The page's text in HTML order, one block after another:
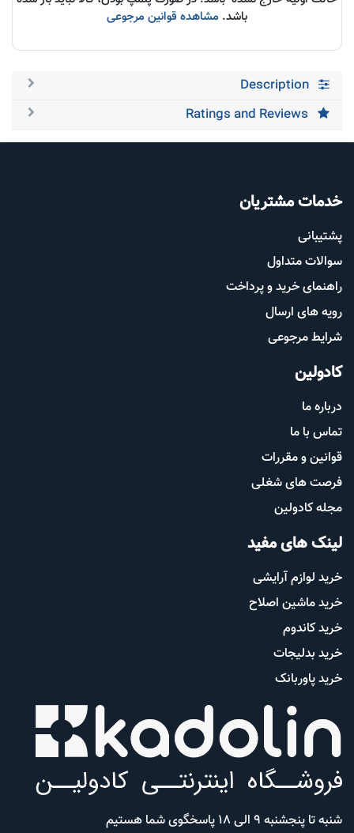
باشد. مشاهده قوانین مرجوعی
Description
Ratings and Reviews
خدمات مشتریان
پشتیب​​انی
سوالات متداول
راهنمای خرید و پرداخت
رویه های ارسال
شرایط مرجوعی
کادولین
درباره ما
تماس با ما
قوانین و مقررات
فرصت های شغلی
مجله کادولین
لینک های مفید
خرید لوازم آرایشی
خرید ماشین اصلاح
خرید کاندوم
خرید بدلیجات
خرید پاوربانک
شنبه تا پنجشنبه 9 الی 18 پاسخگوی شما هستیم